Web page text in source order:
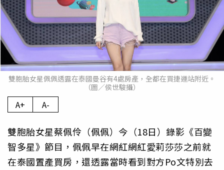
雙胞胎女星佩佩透露在泰國曼谷有4處房產，全都在買捷運站附近。
（圖／侯世駿攝）
A+ A-
雙胞胎女星蔡佩伶（佩佩）今（18日）錄影《百變
智多星》節目，佩佩早在網紅網紅愛莉莎莎之前就
在泰國置產買房，還透露當時看到對方Po文特別去